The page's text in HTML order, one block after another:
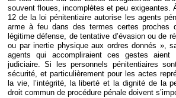
souvent floues, incomplètes et peu exigeantes.
12 de la loi pénitentiaire autorise les agents
arme à feu dans des termes certes proches
légitime défense, de tentative d’évasion ou de
ou par inertie physique aux ordres donnés »,
agents qui accompliraient ces gestes aient
judiciaire. Si les personnels pénitentiaires
sécurité, et particulièrement pour les actes
la vie, l’intégrité, la liberté et la dignité de la
droit commun de procédure pénale doivent